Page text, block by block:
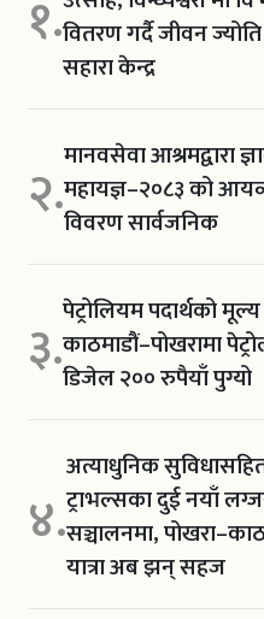
१.वितरण गर्दै जीवन
सहारा केन्द्र
२.मानवसेवा आश्रमद्वारा
महायज्ञ–२०८३ को
विवरण सार्वजनिक
३.पेट्रोलियम पदार्थको
काठमाडौं–पोखरामा
डिजेल २०० रुपैयाँ पुग्यो
४.
अत्याधुनिक
ट्राभल्सका दुई नयाँ
सञ्चालनमा,
यात्रा अब झन् सहज